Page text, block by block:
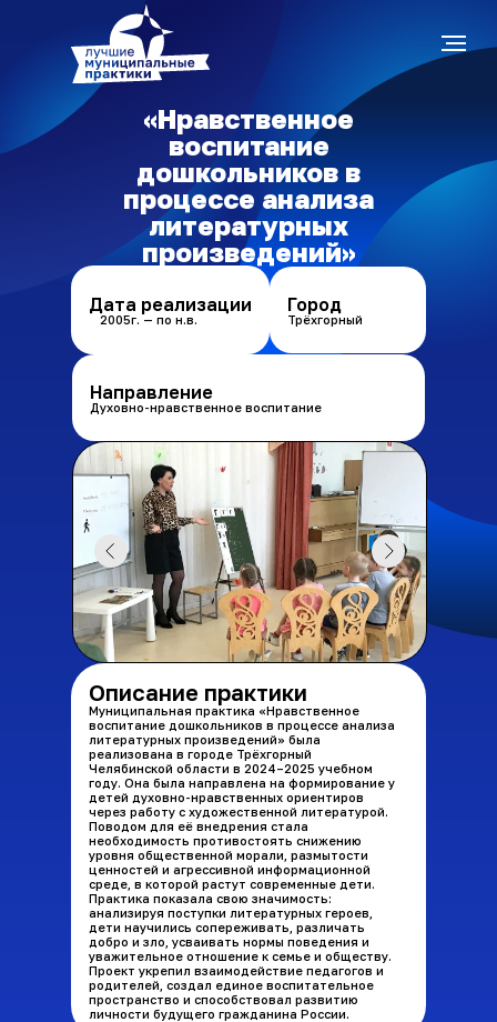
«Нравственное
воспитание
дошкольников в
процессе анализа
литературных
произведений»
Дата реализации
2005г. — по н.в.
Город
Трёхгорный
Направление
Духовно-нравственное воспитание
Описание практики
Муниципальная практика «Нравственное
воспитание дошкольников в процессе анализа
литературных произведений» была
реализована в городе Трёхгорный
Челябинской области в 2024–2025 учебном
году. Она была направлена на формирование у
детей духовно-нравственных ориентиров
через работу с художественной литературой.
Поводом для её внедрения стала
необходимость противостоять снижению
уровня общественной морали, размытости
ценностей и агрессивной информационной
среде, в которой растут современные дети.
Практика показала свою значимость:
анализируя поступки литературных героев,
дети научились сопереживать, различать
добро и зло, усваивать нормы поведения и
уважительное отношение к семье и обществу.
Проект укрепил взаимодействие педагогов и
родителей, создал единое воспитательное
пространство и способствовал развитию
личности будущего гражданина России.